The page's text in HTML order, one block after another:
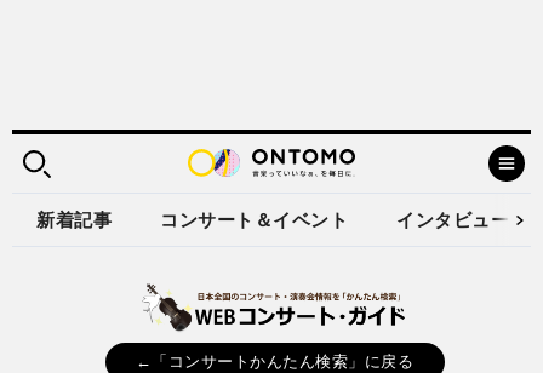
新着記事 コンサート＆イベント インタビュー
←「コンサートかんたん検索」に戻る